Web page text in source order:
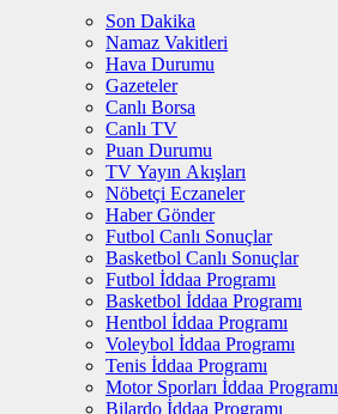
Son Dakika
Namaz Vakitleri
Hava Durumu
Gazeteler
Canlı Borsa
Canlı TV
Puan Durumu
TV Yayın Akışları
Nöbetçi Eczaneler
Haber Gönder
Futbol Canlı Sonuçlar
Basketbol Canlı Sonuçlar
Futbol İddaa Programı
Basketbol İddaa Programı
Hentbol İddaa Programı
Voleybol İddaa Programı
Tenis İddaa Programı
Motor Sporları İddaa Programı
Bilardo İddaa Programı